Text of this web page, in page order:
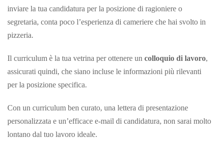
inviare la tua candidatura per la posizione di ragioniere o
segretaria, conta poco l’esperienza di cameriere che hai svolto in
pizzeria.
Il curriculum è la tua vetrina per ottenere un colloquio di lavoro,
assicurati quindi, che siano incluse le informazioni più rilevanti
per la posizione specifica.
Con un curriculum ben curato, una lettera di presentazione
personalizzata e un’efficace e-mail di candidatura, non sarai molto
lontano dal tuo lavoro ideale.